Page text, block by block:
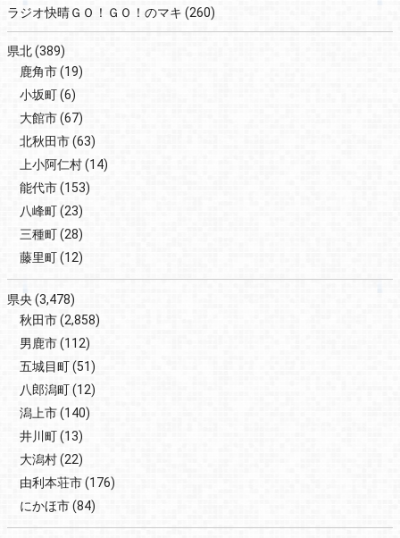
ラジオ快晴ＧＯ！ＧＯ！のマキ (260)
県北(389)
鹿角市(19)
小坂町(6)
大館市(67)
北秋田市(63)
上小阿仁村(14)
能代市(153)
八峰町(23)
三種町(28)
藤里町(12)
県央 (3,478)
秋田市(2,858)
男鹿市(112)
五城目町(51)
八郎潟町(12)
潟上市(140)
井川町(13)
大潟村(22)
由利本荘市(176)
にかほ市(84)